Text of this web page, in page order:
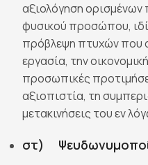
αξιολόγηση
φυσικού προσώπου,
πρόβλεψη πτυχών που
εργασία, την
προσωπικές
αξιοπιστία, τη
μετακινήσεις του εν
στ)